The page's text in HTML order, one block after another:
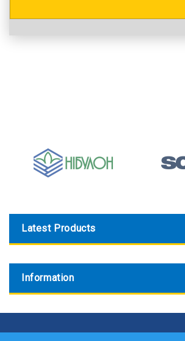
Latest Products
Information